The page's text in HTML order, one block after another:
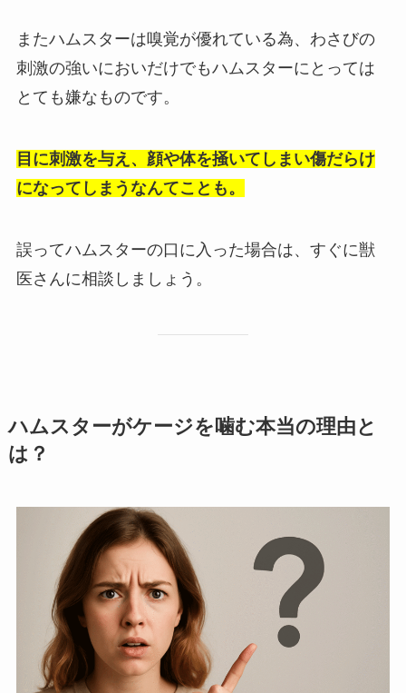
またハムスターは嗅覚が優れている為、わさびの
刺激の強いにおいだけでもハムスターにとっては
とても嫌なものです。
目に刺激を与え、顔や体を掻いてしまい傷だらけ
になってしまうなんてことも。
誤ってハムスターの口に入った場合は、すぐに獣
医さんに相談しましょう。
ハムスターがケージを噛む本当の理由と
は？